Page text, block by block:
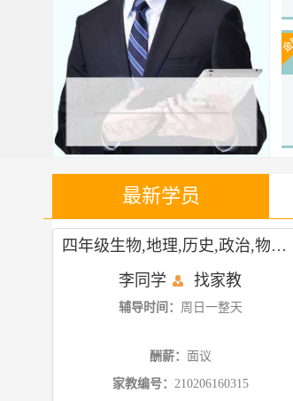
最新学员
四年级生物,地理,历史,政治,物理,数学
李同学
找家教
辅导时间： 周日一整天
酬薪： 面议
家教编号： 210206160315